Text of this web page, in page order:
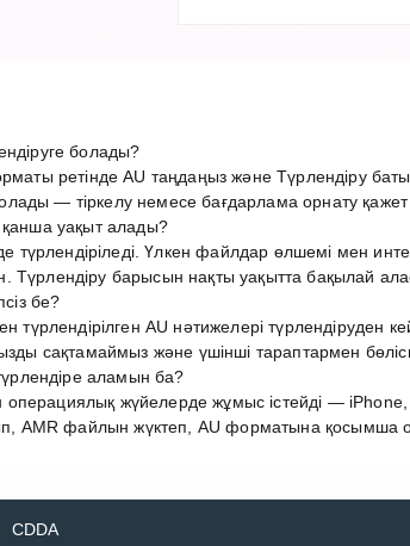
болады?
ретінде AU таңдаңыз және Түрлендіру
— тіркелу немесе бағдарлама орнату
уақыт алады?
түрлендіріледі. Үлкен файлдар өлшемі мен
Түрлендіру барысын нақты уақытта бақылай
бе?
AU нәтижелері түрлендіруден
сақтамаймыз және үшінші тараптармен
аламын ба?
операциялық жүйелерде жұмыс істейді —
AMR файлын жүктеп, AU форматына қосымша
CDDA